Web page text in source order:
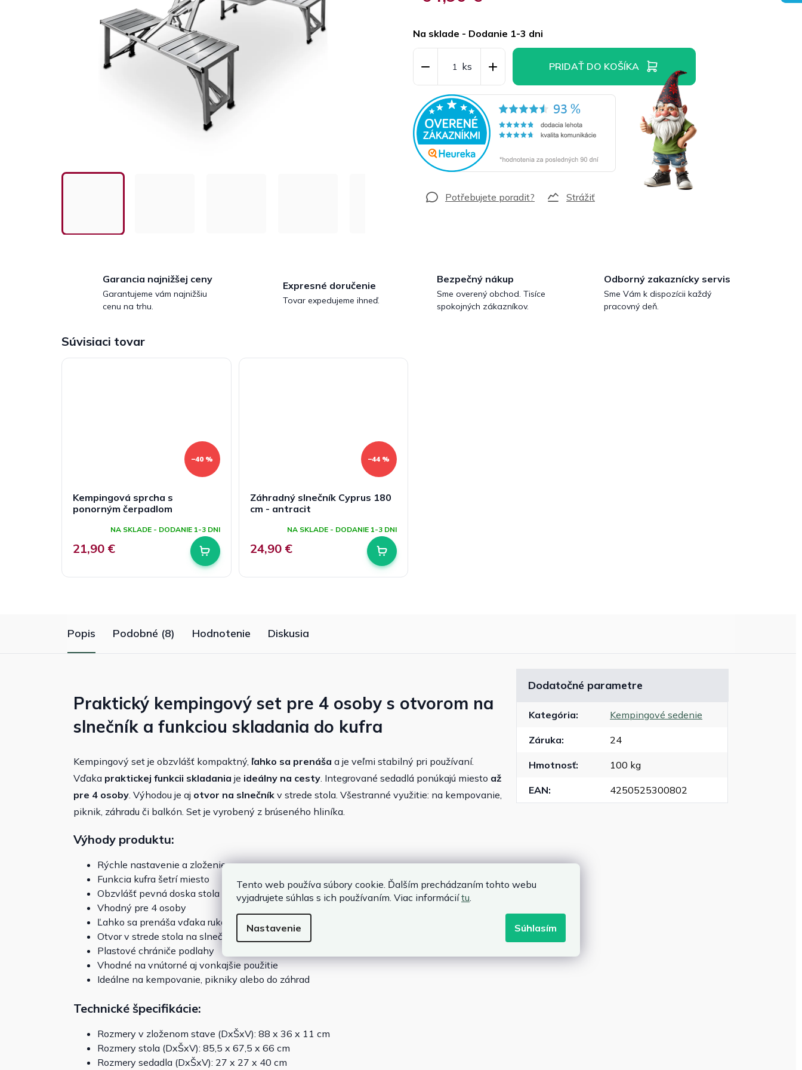
Tento web používa súbory cookie. Ďalším prechádzaním tohto webu
vyjadrujete súhlas s ich používaním. Viac informáciítu
Nastavenie Súhlasím
cena:
Na sklade - Dodanie 1-3 dni
PRIDAŤ DO KOŠÍKA
Strážiť
Garancia najnižšej ceny
Garantujeme vám najnižšiu
cenu na trhu.
Expresné doručenie
Tovar expedujeme ihneď.
Bezpečný nákup
Sme overený obchod. Tisíce
spokojných zákazníkov.
Odborný zakaznícky servis
Sme Vám k dispozícii každý
pracovný deň.
Súvisiaci tovar
–40 %
Kempingová sprcha s
ponorným čerpadlom
NA SKLADE - DODANIE 1-3 DNI
21,90 €
–44 %
Záhradný slnečník Cyprus 180
cm - antracit
NA SKLADE - DODANIE 1-3 DNI
24,90 €
Popis Podobné (8) Hodnotenie Diskusia
Praktický kempingový set pre 4 osoby s otvorom na
slnečník a funkciou skladania do kufra
Kempingový set je obzvlášť kompaktný, ľahko sa prenáša a je veľmi stabilný pri používaní.
Vďaka praktickej funkcii skladania je ideálny na cesty . Integrované sedadlá ponúkajú miesto až
pre 4 osoby . Výhodou je aj otvor na slnečník v strede stola. Všestranné využitie: na kempovanie,
piknik, záhradu či balkón. Set je vyrobený z brúseného hliníka.
Výhody produktu:
Rýchle nastavenie a zloženie
Funkcia kufra šetrí miesto
Obzvlášť pevná doska stola
Vhodný pre 4 osoby
Ľahko sa prenáša vďaka rukoväti
Otvor v strede stola na slnečník
Plastové chrániče podlahy
Vhodné na vnútorné aj vonkajšie použitie
Ideálne na kempovanie, pikniky alebo do záhrad
Technické špecifikácie:
Rozmery v zloženom stave (DxŠxV): 88 x 36 x 11 cm
Rozmery stola (DxŠxV): 85,5 x 67,5 x 66 cm
Rozmery sedadla (DxŠxV): 27 x 27 x 40 cm
Dodatočné parametre
Kategória: Kempingové sedenie
Záruka: 24
Hmotnosť: 100 kg
EAN: 4250525300802